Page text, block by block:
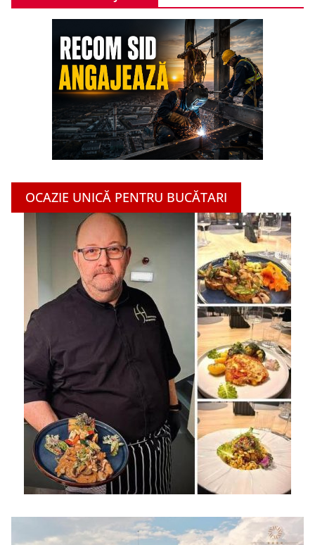
OCAZIE UNICĂ PENTRU BUCĂTARI